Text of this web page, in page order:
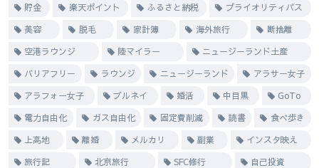
貯金
楽天ポイント ふるさと納税
プライオリティパス
美容
脱毛 家計簿 海外旅行
断捨離
空港ラウンジ
陸マイラー
ニュージーランド土産
バリアフリー
ラウンジ ニュージーランド
アラサー女子
アラフォー女子
ブルネイ 婚活 中目黒
GoTo
電力自由化
ガス自由化 固定費削減 読書
食べ歩き
上高地
離婚 メルカリ 副業
インスタ映え
旅行記
北京旅行 SFC修行
自己投資